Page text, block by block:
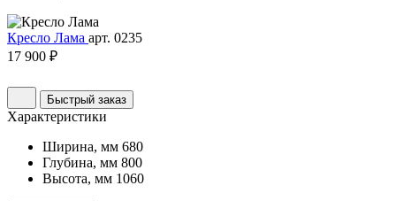
Кресло Лама арт. 0235
17 900 ₽
Быстрый заказ
Характеристики
Ширина, мм 680
Глубина, мм 800
Высота, мм 1060